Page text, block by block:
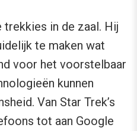
in de zaal. Hij
te maken wat
voor het voorstelbaar
kunnen
Van Star Trek’s
tot aan Google